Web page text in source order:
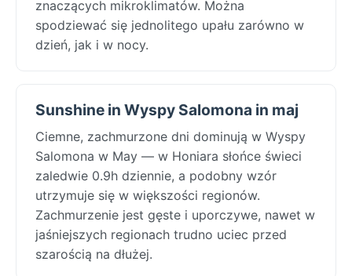
znaczących mikroklimatów. Można
spodziewać się jednolitego upału zarówno w
dzień, jak i w nocy.
Sunshine in Wyspy Salomona in maj
Ciemne, zachmurzone dni dominują w Wyspy
Salomona w May — w Honiara słońce świeci
zaledwie 0.9h dziennie, a podobny wzór
utrzymuje się w większości regionów.
Zachmurzenie jest gęste i uporczywe, nawet w
jaśniejszych regionach trudno uciec przed
szarością na dłużej.